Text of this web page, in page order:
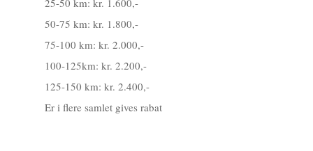
25-50 km: kr. 1.600,-
50-75 km: kr. 1.800,-
75-100 km: kr. 2.000,-
100-125km: kr. 2.200,-
125-150 km: kr. 2.400,-
Er i flere samlet gives rabat